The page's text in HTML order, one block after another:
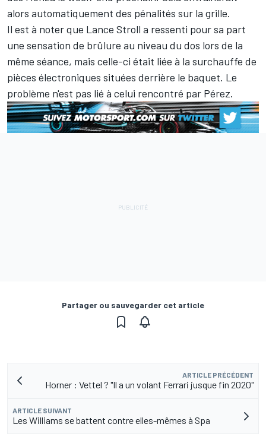
alors automatiquement des pénalités sur la grille.
Il est à noter que Lance Stroll a ressenti pour sa part
une sensation de brûlure au niveau du dos lors de la
même séance, mais celle-ci était liée à la surchauffe de
pièces électroniques situées derrière le baquet. Le
problème n'est pas lié à celui rencontré par Pérez.
Partager ou sauvegarder cet article
ARTICLE PRÉCÉDENT
Horner : Vettel ? "Il a un volant Ferrari jusque fin 2020"
ARTICLE SUIVANT
Les Williams se battent contre elles-mêmes à Spa